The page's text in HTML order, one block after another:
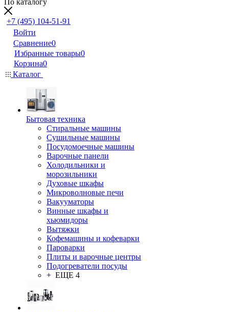
По каталогу
+7 (495) 104-51-91
Войти
Сравнение0
Избранные товары0
Корзина0
Каталог
Бытовая техника
Стиральные машины
Сушильные машины
Посудомоечные машины
Варочные панели
Холодильники и
морозильники
Духовые шкафы
Микроволновые печи
Вакууматоры
Винные шкафы и
хьюмидоры
Вытяжки
Кофемашины и кофеварки
Пароварки
Плиты и варочные центры
Подогреватели посуды
+ ЕЩЕ 4